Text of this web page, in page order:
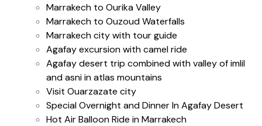
Marrakech to Ourika Valley
Marrakech to Ouzoud Waterfalls
Marrakech city with tour guide
Agafay excursion with camel ride
Agafay desert trip combined with valley of imlil
and asni in atlas mountains
Visit Ouarzazate city
Special Overnight and Dinner In Agafay Desert
Hot Air Balloon Ride in Marrakech